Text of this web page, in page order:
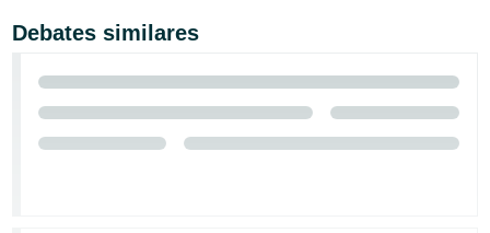
Debates similares